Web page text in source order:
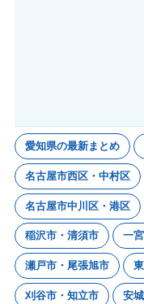
愛知県の最新まとめ
名古屋市西区・中村区
名古屋市中川区・港区
稲沢市・清須市 一
瀬戸市・尾張旭市
刈谷市・知立市 安